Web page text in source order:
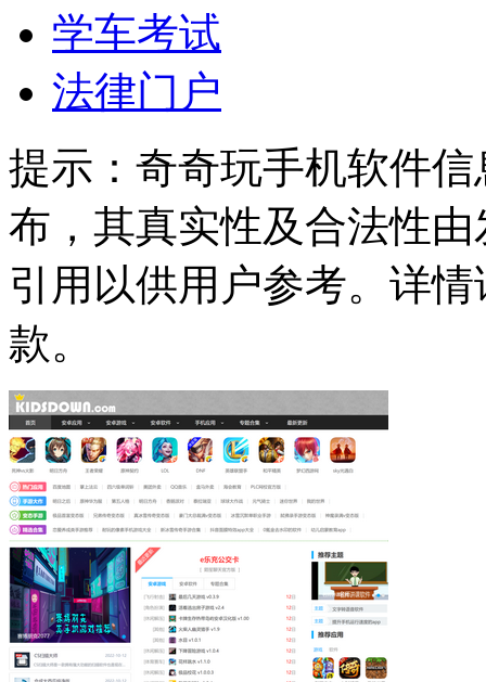
学车考试
法律门户
提示： 奇奇玩手机软件
布，其真实性及合法性
引用以供用户参考。详
款。